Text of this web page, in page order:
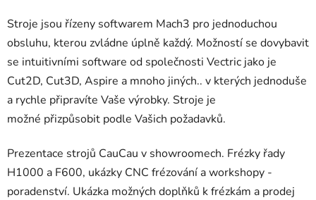
Stroje jsou řízeny softwarem Mach3 pro jednoduchou
obsluhu, kterou zvládne úplně každý. Možností se dovybavit
se intuitivními software od společnosti Vectric jako je
Cut2D, Cut3D, Aspire a mnoho jiných.. v kterých jednoduše
a rychle připravíte Vaše výrobky. Stroje je
možné přizpůsobit podle Vašich požadavků.
Prezentace strojů CauCau v showroomech. Frézky řady
H1000 a F600, ukázky CNC frézování a workshopy -
poradenství. Ukázka možných doplňků k frézkám a prodej